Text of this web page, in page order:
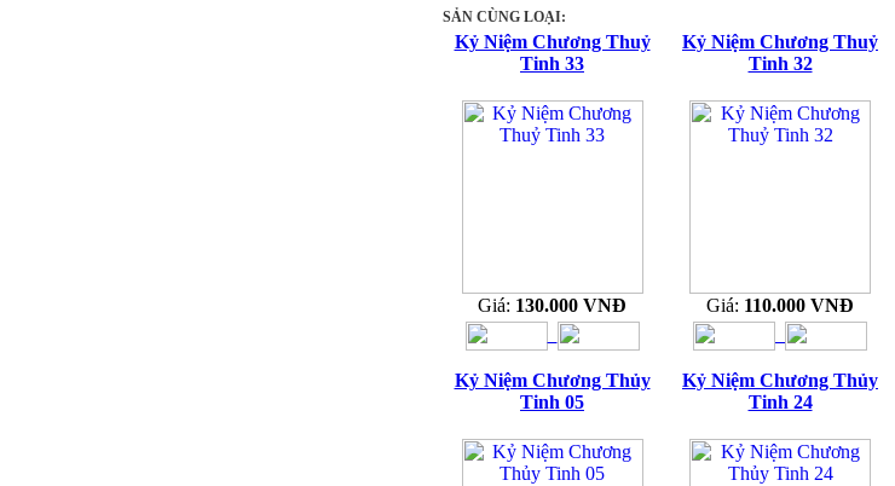
SẢN CÙNG LOẠI:
Kỷ Niệm Chương Thuỷ
Tinh 33
Giá: 130.000 VNĐ
Kỷ Niệm Chương Thuỷ
Tinh 32
Giá: 110.000 VNĐ
Kỷ Niệm Chương Thủy
Tinh 05
Kỷ Niệm Chương Thủy
Tinh 24